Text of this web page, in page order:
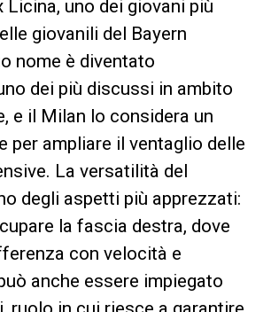
uno dei giovani più
giovanili del Bayern
nome è diventato
dei più discussi in ambito
e il Milan lo considera un
per ampliare il ventaglio delle
La versatilità del
degli aspetti più apprezzati:
la fascia destra, dove
con velocità e
anche essere impiegato